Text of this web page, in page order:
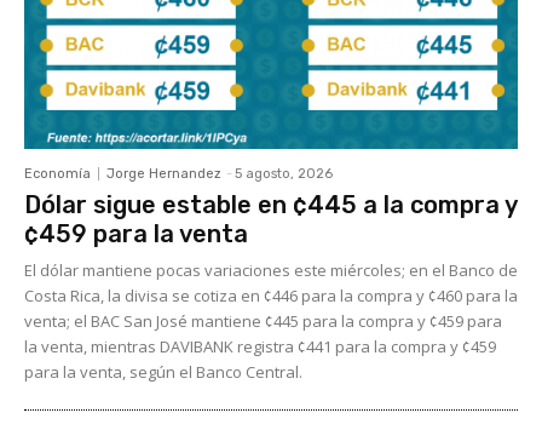
Economía Jorge Hernandez - 5 agosto, 2026
Dólar sigue estable en ¢445 a la compra y
¢459 para la venta
El dólar mantiene pocas variaciones este miércoles; en el Banco de
Costa Rica, la divisa se cotiza en ¢446 para la compra y ¢460 para la
venta; el BAC San José mantiene ¢445 para la compra y ¢459 para
la venta, mientras DAVIBANK registra ¢441 para la compra y ¢459
para la venta, según el Banco Central.